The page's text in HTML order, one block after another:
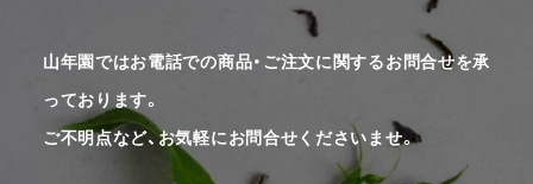
山年園ではお電話での商品・ご注文に関するお問合せを承
っております。
ご不明点など、お気軽にお問合せくださいませ。